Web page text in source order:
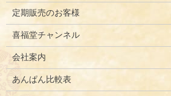
定期販売のお客様
喜福堂チャンネル
会社案内
あんぱん比較表